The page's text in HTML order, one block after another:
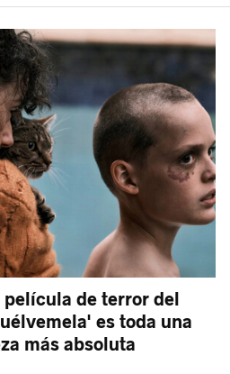
película de terror del
es toda una
más absoluta